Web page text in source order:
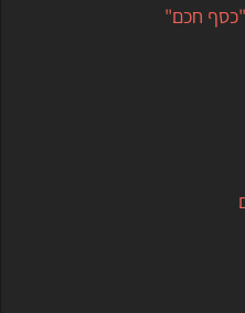
"כסף חכם"